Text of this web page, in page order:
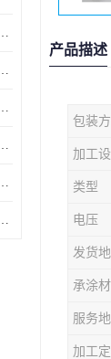
油 坪地喷光油喷油
加工 龙岗保护套喷油
地保护套喷油 良鸿塑胶五金
龙岗uv喷油 良鸿塑胶五金
惠阳硅胶喷油 良鸿塑胶五金
土湖耳机喷涂 加工定制
产品描述
包装
加工
类型
电压
发货地
承涂
服务
加工